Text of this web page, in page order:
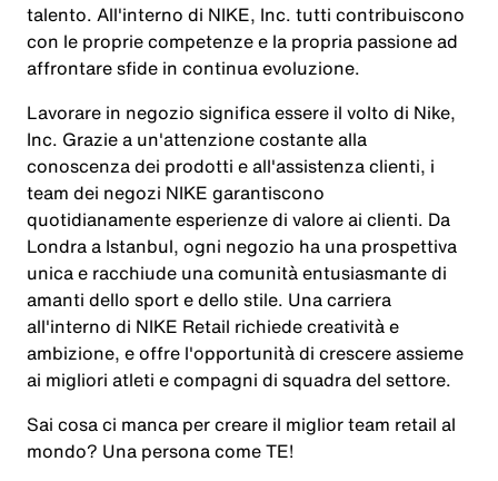
talento. All'interno di NIKE, Inc. tutti contribuiscono
con le proprie competenze e la propria passione ad
affrontare sfide in continua evoluzione.
Lavorare in negozio significa essere il volto di Nike,
Inc. Grazie a un'attenzione costante alla
conoscenza dei prodotti e all'assistenza clienti, i
team dei negozi NIKE garantiscono
quotidianamente esperienze di valore ai clienti. Da
Londra a Istanbul, ogni negozio ha una prospettiva
unica e racchiude una comunità entusiasmante di
amanti dello sport e dello stile. Una carriera
all'interno di NIKE Retail richiede creatività e
ambizione, e offre l'opportunità di crescere assieme
ai migliori atleti e compagni di squadra del settore.
Sai cosa ci manca per creare il miglior team retail al
mondo? Una persona comeTE!